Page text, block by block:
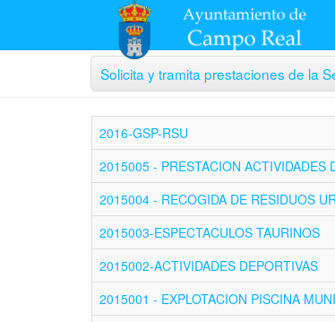
Solicita y tramita prestaciones de la
2016-GSP-RSU
2015005 - PRESTACION ACTIVIDADES
2015004 - RECOGIDA DE RESIDUOS
2015003-ESPECTACULOS TAURINOS
2015002-ACTIVIDADES DEPORTIVAS
2015001 - EXPLOTACION PISCINA